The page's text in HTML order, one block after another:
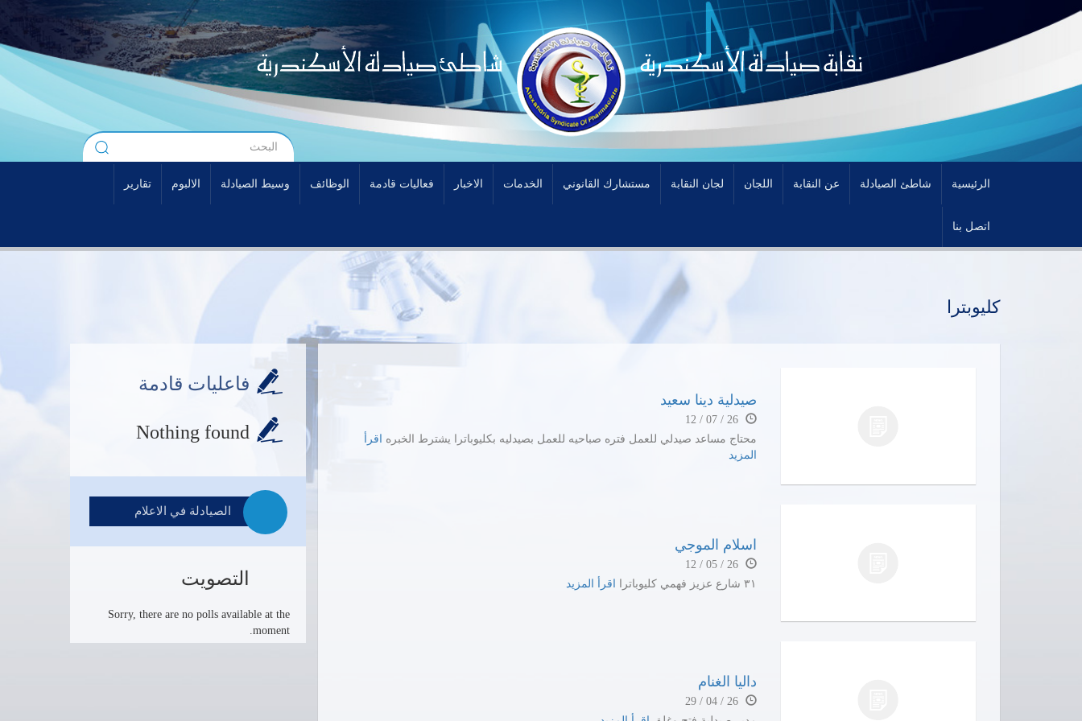
الرئيسية شاطئ الصيادلة عن النقابة اللجان لجان النقابة مستشارك القانوني الخدمات الاخبار فعاليات قادمة الوظائف وسيط الصيادلة الالبوم تقارير
اتصل بنا
كليوبترا
صيدلية دينا سعيد
26 / 07 / 12
محتاج مساعد صيدلي للعمل فتره صباحيه للعمل بصيدليه بكليوباترا يشترط الخبره
اقرأ
المزيد
اسلام الموجي
26 / 05 / 12
٣١ شارع عزيز فهمي كليوباترا
اقرأ المزيد
داليا الغنام
26 / 04 / 29
فاعليات قادمة
Nothing found
الصيادلة في الاعلام
التصويت
Sorry, there are no polls available at the
moment.